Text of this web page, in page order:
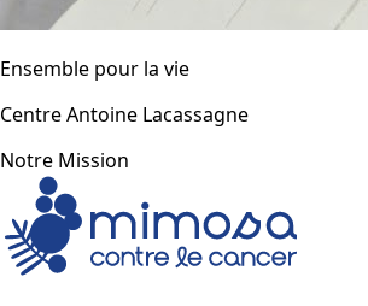
Ensemble pour la vie
Centre Antoine Lacassagne
Notre Mission